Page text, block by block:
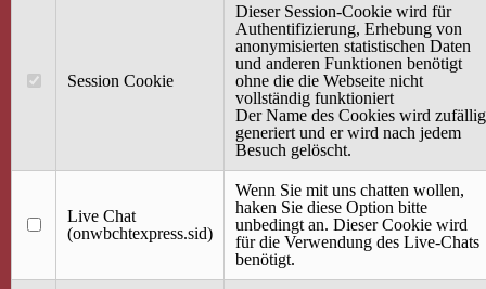
40 Jahre Mütterzentrum
Terminkalender
Gemeinsam aktiv
Gemeinsam unterwegs
wirFAIRändern
Session Cookie
Dieser Session-Cookie wird für
Authentifizierung, Erhebung von
anonymisierten statistischen Daten
und anderen Funktionen benötigt
ohne die die Webseite nicht
vollständig funktioniert
Der Name des Cookies wird zufällig
generiert und er wird nach jedem
Besuch gelöscht.
Live Chat
(onwbchtexpress.sid)
Wenn Sie mit uns chatten wollen,
haken Sie diese Option bitte
unbedingt an. Dieser Cookie wird
für die Verwendung des Live-Chats
benötigt.